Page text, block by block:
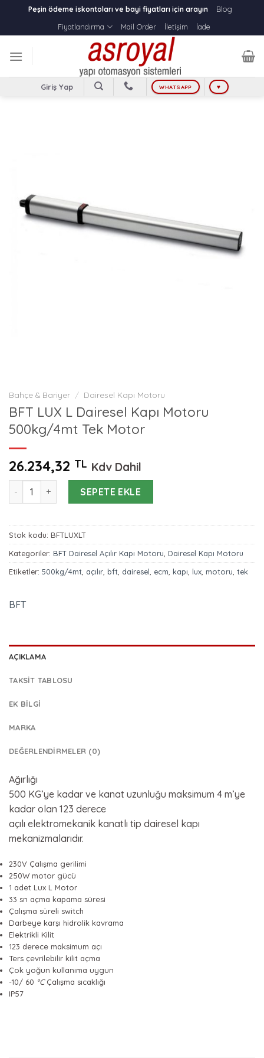
content
Peşin ödeme iskontoları ve bayi fiyatları için arayın
Blog
Fiyatlandırma
Mail Order İletişim İade
Giriş Yap WHATSAPP ♥
Bahçe & Bariyer / Dairesel Kapı Motoru
BFT LUX L Dairesel Kapı Motoru
500kg/4mt Tek Motor
26.234,32 TL Kdv Dahil
BFT LUX L Dairesel Kapı Motoru 500kg/4mt Tek Motor adet
SEPETE EKLE
Stok kodu: BFTLUXLT
Kategoriler: BFT Dairesel Açılır Kapı Motoru Dairesel Kapı Motoru
Etiketler: 500kg/4mt açılır bft dairesel ecm kapı lux motoru tek
BFT
AÇIKLAMA
TAKSIT TABLOSU
EK BILGI
MARKA
DEĞERLENDIRMELER (0)
Ağırlığı
500 KG’ye kadar ve kanat uzunluğu maksimum 4 m’ye
kadar olan 123 derece
açılı elektromekanik kanatlı tip dairesel kapı
mekanizmalarıdır.
230V Çalışma gerilimi
250W motor gücü
1 adet Lux L Motor
33 sn açma kapama süresi
Çalışma süreli switch
Darbeye karşı hidrolik kavrama
Elektrikli Kilit
123 derece maksimum açı
Ters çevrilebilir kilit açma
Çok yoğun kullanıma uygun
-10/ 60 °CÇalışma sıcaklığı
IP57